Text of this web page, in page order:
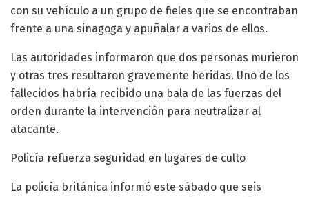
con su vehículo a un grupo de fieles que se encontraban
frente a una sinagoga y apuñalar a varios de ellos.
Las autoridades informaron que dos personas murieron
y otras tres resultaron gravemente heridas. Uno de los
fallecidos habría recibido una bala de las fuerzas del
orden durante la intervención para neutralizar al
atacante.
Policía refuerza seguridad en lugares de culto
La policía británica informó este sábado que seis